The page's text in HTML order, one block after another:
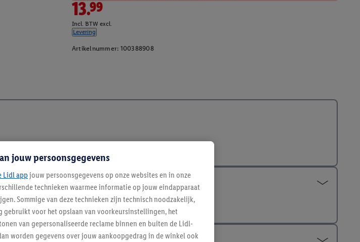
13.99
Incl. BTW excl.
Levering
Artikelnummer: 100388908
jouw persoonsgegevens
Lidl app jouw persoonsgegevens op onze websites en in onze
technieken waarmee informatie op jouw eindapparaat
Sommige van deze technieken zijn technisch noodzakelijk,
voor het opslaan van voorkeursinstellingen, het
van gepersonaliseerde reclame binnen en buiten de Lidl-
worden gegevens over jouw aankoopgedrag in de winkel ook